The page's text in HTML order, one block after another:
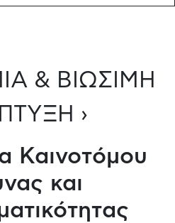
& ΒΙΩΣΙΜΗ
›
Καινοτόμου
και